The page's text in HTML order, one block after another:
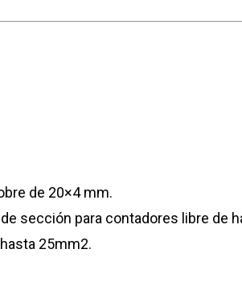
de 20×4 mm.
sección para contadores libre de
25mm2.